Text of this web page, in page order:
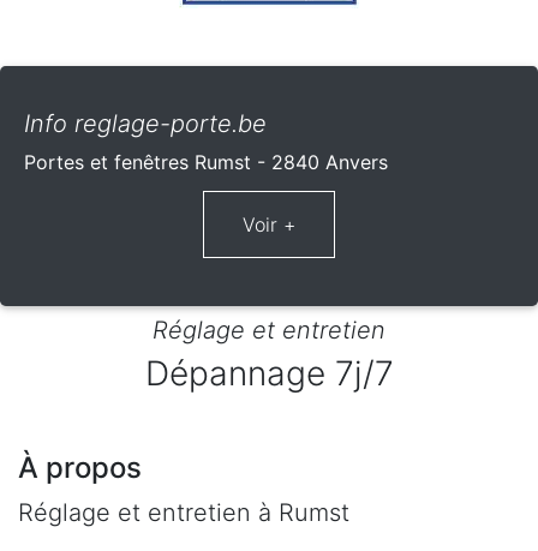
Info reglage-porte.be
Portes et fenêtres Rumst - 2840 Anvers
Réglage et entretien
Dépannage 7j/7
À propos
Réglage et entretien à Rumst